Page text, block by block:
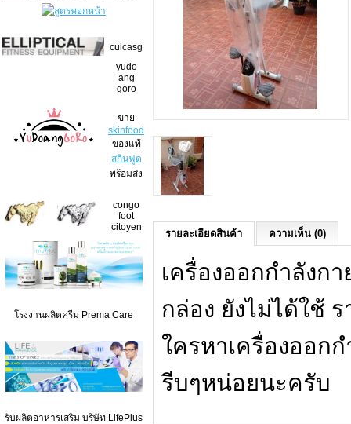
culcasg
yudo
ang
goro
ขาย
skinfood
ของแท้
สกินฟูด
พร้อมส่ง
congo
foot
citoyen
โรงงานผลิตครีม Prema Care
รับผลิตอาหารเสริม บริษัท LifePlus
รายละเอียดสินค้า ความเห็น (0)
เครื่องออกกำลังก
กล่อง ยังไม่ได้ใช้
ใครหาเครื่องออก
รีบๆหน่อยนะครับ